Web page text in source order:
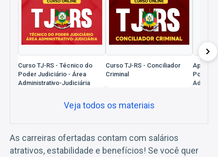
Curso TJ-RS - Técnico do
Poder Judiciário - Área
Administrativo-Judiciária
Curso TJ-RS - Conciliador
Criminal
Apostila
Poder
Veja todos os materiais
As carreiras ofertadas contam com salários
atrativos, estabilidade e benefícios! Se você quer